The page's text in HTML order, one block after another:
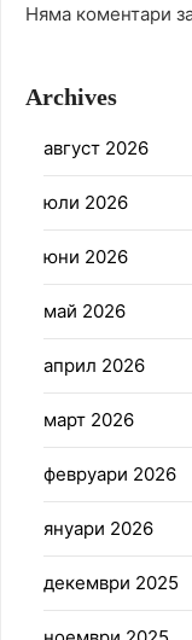
Няма коментари
Archives
август 2026
юли 2026
юни 2026
май 2026
април 2026
март 2026
февруари 2026
януари 2026
декември 2025